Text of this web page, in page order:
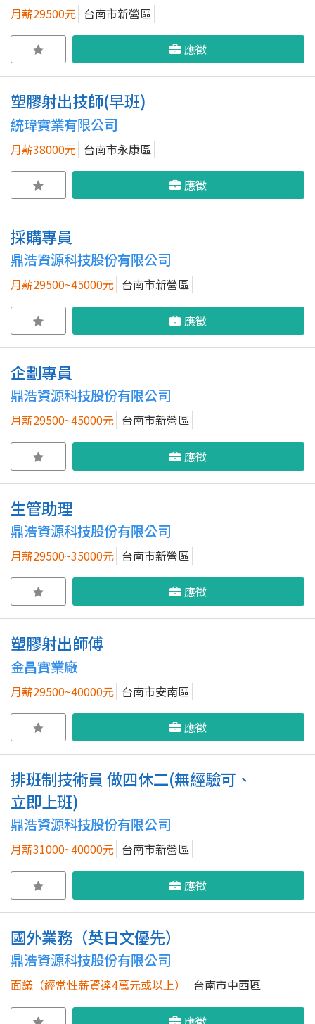
月薪29500元 台南市新營區
應徵
塑膠射出技師(早班)
統瑋實業有限公司
月薪38000元 台南市永康區
應徵
採購專員
鼎浩資源科技股份有限公司
月薪29500~45000元 台南市新營區
應徵
企劃專員
鼎浩資源科技股份有限公司
月薪29500~45000元 台南市新營區
應徵
生管助理
鼎浩資源科技股份有限公司
月薪29500~35000元 台南市新營區
應徵
塑膠射出師傅
金昌實業廠
月薪29500~40000元 台南市安南區
應徵
排班制技術員 做四休二(無經驗可、
立即上班)
鼎浩資源科技股份有限公司
月薪31000~40000元 台南市新營區
應徵
國外業務（英日文優先）
鼎浩資源科技股份有限公司
面議（經常性薪資達4萬元或以上） 台南市中西區